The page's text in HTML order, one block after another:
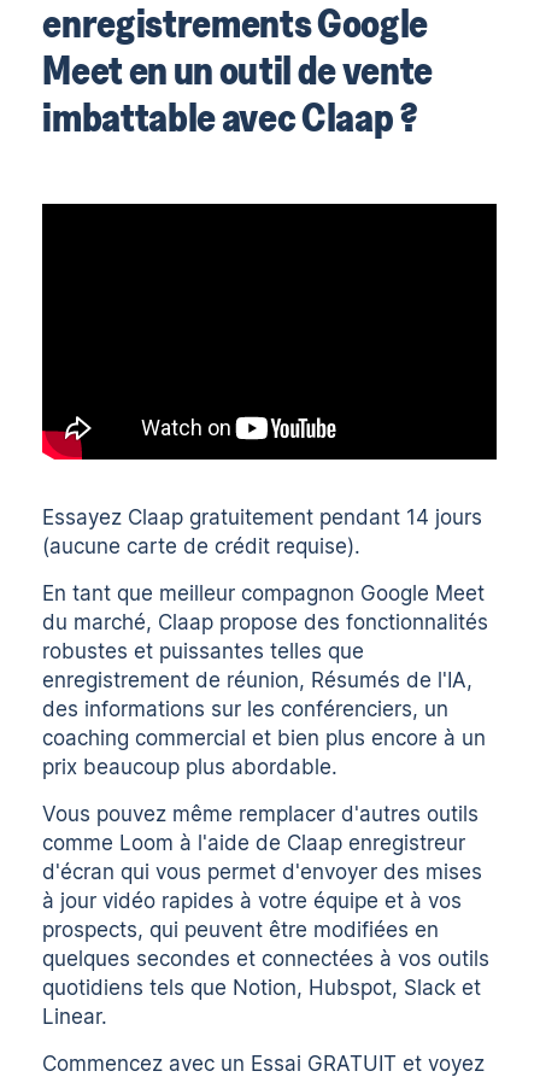
enregistrements Google
Meet en un outil de vente
imbattable avec Claap ?
Essayez Claap gratuitement pendant 14 jours
(aucune carte de crédit requise).
En tant que meilleur compagnon Google Meet
du marché, Claap propose des fonctionnalités
robustes et puissantes telles que
enregistrement de réunion, Résumés de l'IA,
des informations sur les conférenciers, un
coaching commercial et bien plus encore à un
prix beaucoup plus abordable.
Vous pouvez même remplacer d'autres outils
comme Loom à l'aide de Claap enregistreur
d'écran qui vous permet d'envoyer des mises
à jour vidéo rapides à votre équipe et à vos
prospects, qui peuvent être modifiées en
quelques secondes et connectées à vos outils
quotidiens tels que Notion, Hubspot, Slack et
Linear.
Commencez avec un Essai GRATUIT et voyez